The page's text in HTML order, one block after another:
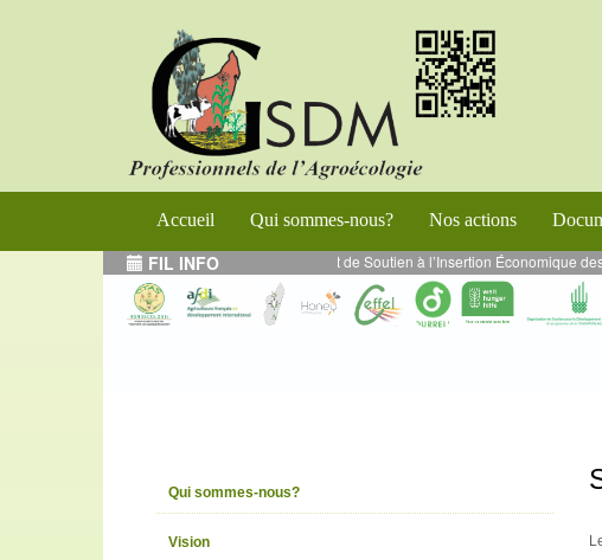
Accueil Qui sommes-nous? Nos actions
FIL INFO
de l’Entrepreneuriat Durable et de Soutien à l’Insertion Économique des Jeunes
Qui sommes-nous?
Vision